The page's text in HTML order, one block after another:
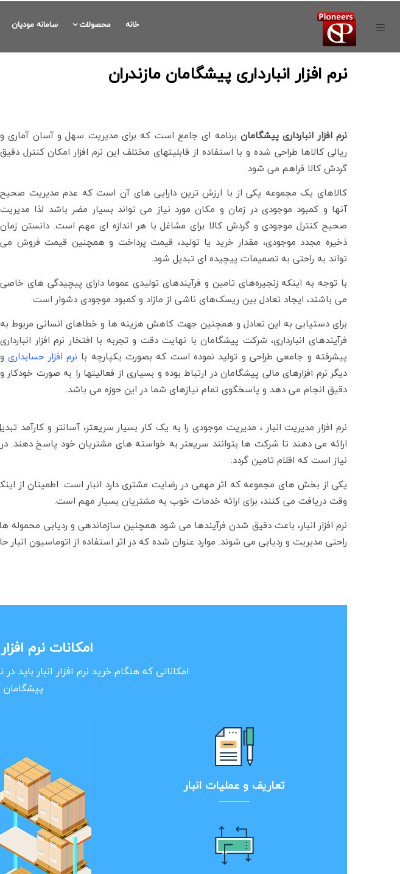
خانه محصولات سامانه مودیان
نرم افزار انبارداری پیشگامان مازندران
نرم افزار انبارداری پیشگامان برنامه ای جامع است که برای مدیریت سهل و آسان آماری و
ریالی کالاها طراحی شده و با استفاده از قابلیتهای مختلف این نرم افزار امکان کنترل دقیق
گردش کالا فراهم می شود.
کالاهای یک مجموعه یکی از با ارزش ترین دارایی های آن است که عدم مدیریت صحیح
آنها و کمبود موجودی در زمان و مکان مورد نیاز می تواند بسیار مضر باشد لذا مدیریت
صحیح کنترل موجودی و گردش کالا برای مشاغل با هر اندازه ای مهم است. دانستن زمان
ذخیره مجدد موجودی، مقدار خرید یا تولید، قیمت پرداخت و همچنین قیمت فروش می
تواند به راحتی به تصمیمات پیچیده ای تبدیل شود.
با توجه به اینکه زنجیره‌های تامین و فرآیندهای تولیدی عموما دارای پیچیدگی های خاصی
می باشند، ایجاد تعادل بین ریسک‌های ناشی از مازاد و کمبود موجودی دشوار است.
برای دستیابی به این تعادل و همچنین جهت کاهش هزینه ها و خطاهای انسانی مربوط به
فرآیندهای انبارداری، شرکت پیشگامان با نهایت دقت و تجربه با افتخار نرم افزار انبارداری
پیشرفته و جامعی طراحی و تولید نموده است که بصورت یکپارچه با نرم افزار حسابداریو
دیگر نرم افزارهای مالی پیشگامان در ارتباط بوده و بسیاری از فعالیتها را به صورت خودکار و
دقیق انجام می دهد و پاسخگوی تمام نیازهای شما در این حوزه می باشد.
نرم افزار مدیریت انبار ، مدیریت موجودی را به یک کار بسیار سریعتر، آسانتر و کارآمد
ارائه می دهند تا شرکت ها بتوانند سریعتر به خواسته های مشتریان خود پاسخ دهند. در
نیاز است که اقلام تامین گردد.
یکی از بخش های مجموعه که اثر مهمی در رضایت مشتری دارد انبار است. اطمینان از
وقت دریافت می کنند، برای ارائه خدمات خوب به مشتریان بسیار مهم است.
نرم افزار انبار، باعث دقیق شدن فرآیندها می شود همچنین سازماندهی و ردیابی
راحتی مدیریت و ردیابی می شوند. موارد عنوان شده که در اثر استفاده از اتوماسیون
امکانات نرم
امکاناتی که هنگام خرید نرم افزار انبار باید
پیشگامان
تعاریف و عملیات انبار